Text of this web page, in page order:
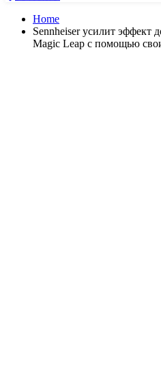
Home
Sennheiser усилит эффект
Magic Leap с помощью